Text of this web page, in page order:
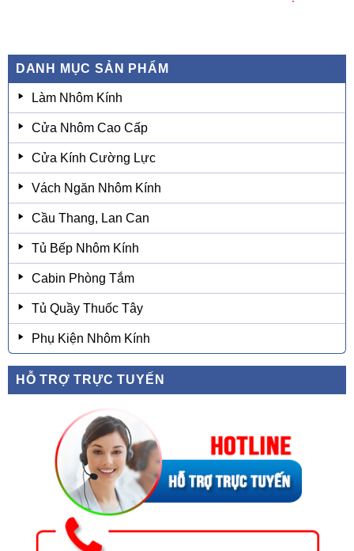
DANH MỤC SẢN PHẨM
Làm Nhôm Kính
Cửa Nhôm Cao Cấp
Cửa Kính Cường Lực
Vách Ngăn Nhôm Kính
Cầu Thang, Lan Can
Tủ Bếp Nhôm Kính
Cabin Phòng Tắm
Tủ Quầy Thuốc Tây
Phụ Kiện Nhôm Kính
HỖ TRỢ TRỰC TUYẾN